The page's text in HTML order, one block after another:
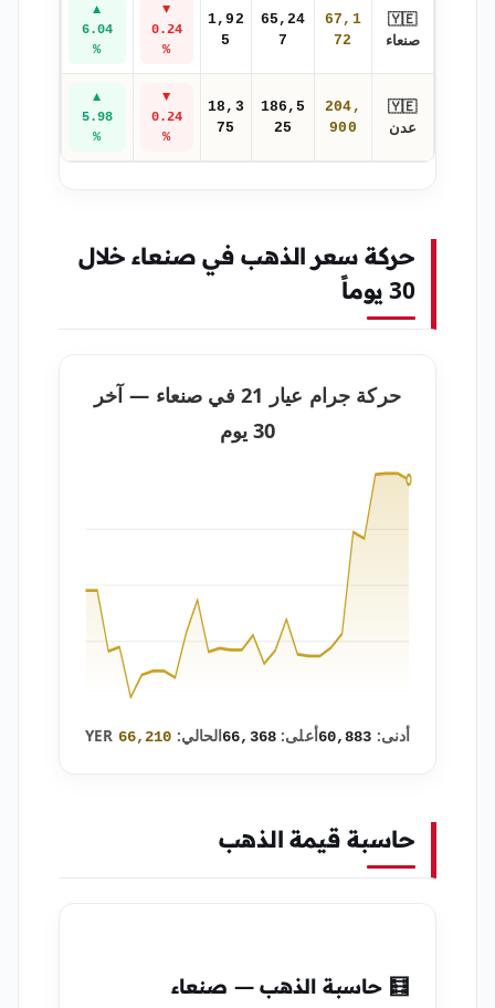
🇾🇪
صنعاء
67,1
72
65,24
7
1,92
5
▼
0.24
%
▲
6.04
%
🇾🇪
عدن
204,
900
186,5
25
18,3
75
▼
0.24
%
▲
5.98
%
حركة سعر الذهب في صنعاء خلال
30 يوماً
حركة جرام عيار 21 في صنعاء — آخر
30 يوم
أدنى: 60,883أعلى:66,368الحالي: 66,210
حاسبة قيمة الذهب
🧮 حاسبة الذهب — صنعاء